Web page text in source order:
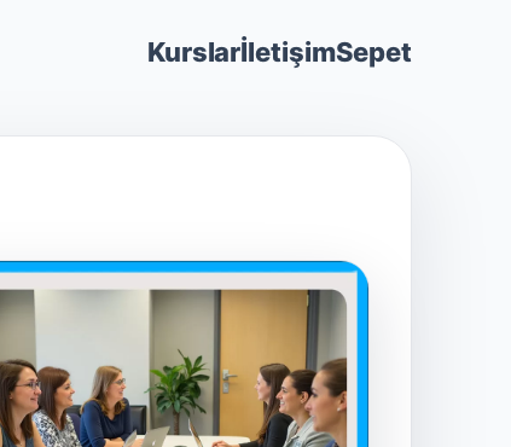
KurslarİletişimSepet